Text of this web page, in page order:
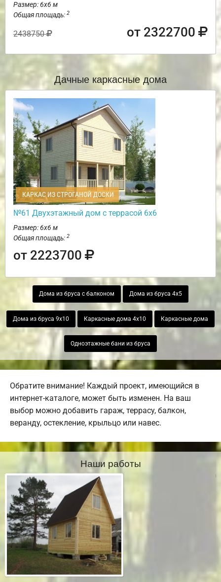
Размер: 6х6 м
Общая площадь: 2
2438750 от 2322700
Дачные каркасные дома
КАРКАС ИЗ СТРОГАНОЙ ДОСКИ
№61 Двухэтажный дом с террасой 6х6
Размер: 6х6 м
Общая площадь: 2
от 2223700
Дома из бруса с балконом Дома из бруса 4х5
Дома из бруса 9х10 Каркасные дома 4х10 Каркасные дома
Одноэтажные бани из бруса
Обратите внимание! Каждый проект, имеющийся в
интернет-каталоге, может быть изменен. На ваш
выбор можно добавить гараж, террасу, балкон,
веранду, остекление, крыльцо или навес.
Наши работы